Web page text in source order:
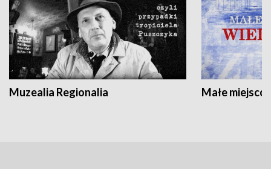
Muzealia Regionalia Małe